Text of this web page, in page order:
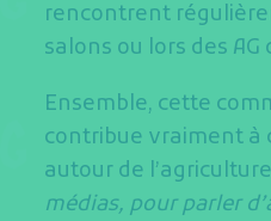
rencontrent
salons ou lors des AG
Ensemble, cette
contribue vraiment à
autour de
médias, pour parler